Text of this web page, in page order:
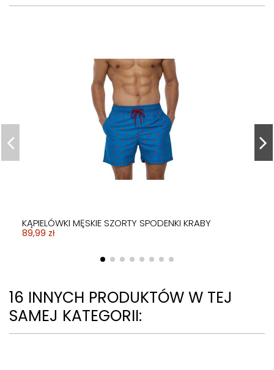
KĄPIELÓWKI MĘSKIE SZORTY SPODENKI KRABY
89,99 zł
16 INNYCH PRODUKTÓW W TEJ
SAMEJ KATEGORII: